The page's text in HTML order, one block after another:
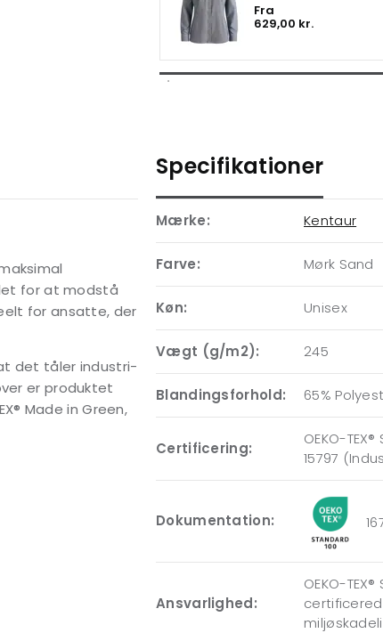
Fra
629,00 kr.
for at modstå
for ansatte, der
det tåler industri-
er produktet
Made in Green,
Specifikationer
Mærke: Kentaur
Farve: Mørk Sand
Køn: Unisex
Vægt (g/m2): 245
Blandingsforhold: 65%
Certificering:
OEKO-
15797
Dokumentation:
Ansvarlighed:
OEKO-